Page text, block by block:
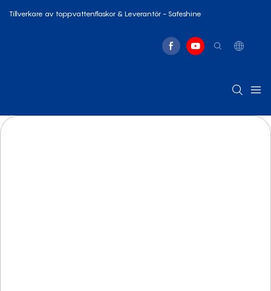
Tillverkare av toppvattenflaskor & Leverantör - Safeshine